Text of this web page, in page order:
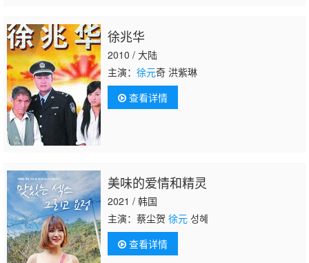
徐兆华
2010 / 大陆
主演： 徐元奇 洪紫琳
查看详情
美味的爱情和精灵
2021 / 韩国
主演：蔡尘贺 徐元성혜
查看详情